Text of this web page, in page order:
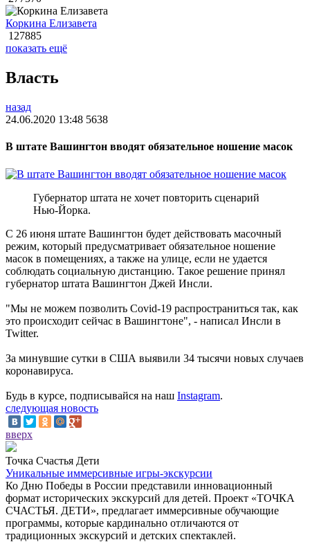
Коркина Елизавета
127885
показать ещё
Власть
назад
24.06.2020 13:48 5638
В штате Вашингтон вводят обязательное ношение масок
Губернатор штата не хочет повторить сценарий
Нью-Йорка.
С 26 июня штате Вашингтон будет действовать масочный
режим, который предусматривает обязательное ношение
масок в помещениях, а также на улице, если не удается
соблюдать социальную дистанцию. Такое решение принял
губернатор штата Вашингтон Джей Инсли.
"Мы не можем позволить Covid-19 распространиться так, как
это происходит сейчас в Вашингтоне", - написал Инсли в
Twitter.
За минувшие сутки в США выявили 34 тысячи новых случаев
коронавируса.
Будь в курсе, подписывайся на наш Instagram.
следующая новость
вверх
Точка Счастья Дети
Уникальные иммерсивные игры-экскурсии
Ко Дню Победы в России представили инновационный
формат исторических экскурсий для детей. Проект «ТОЧКА
СЧАСТЬЯ. ДЕТИ», предлагает иммерсивные обучающие
программы, которые кардинально отличаются от
традиционных экскурсий и детских спектаклей.